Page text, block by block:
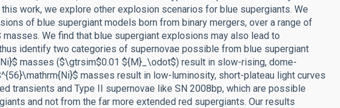
work, we explore other explosion scenarios for blue supergiants. We
of blue supergiant models born from binary mergers, over a range of
We find that blue supergiant explosions may also lead to
identify two categories of supernovae possible from blue supergiant
masses ($\gtrsim$0.01 ${M}_\odot$) result in slow-rising, dome-
masses result in low-luminosity, short-plateau light curves
transients and Type II supernovae like SN 2008bp, which are possible
and not from the far more extended red supergiants. Our results